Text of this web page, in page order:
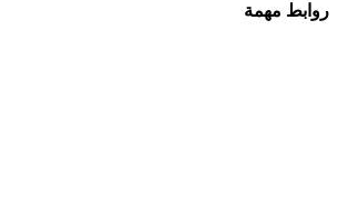
روابط مهمة